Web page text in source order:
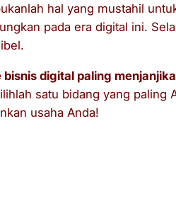
hal yang mustahil
pada era digital ini.
bisnis digital paling
satu bidang yang paling
usaha Anda!